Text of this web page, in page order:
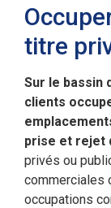
titre
Sur le bassin
clients
prise et rejet
privés ou
commerciales
occupations